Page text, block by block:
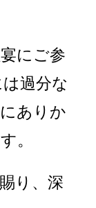
にご参
過分な
ありか
。
り、深